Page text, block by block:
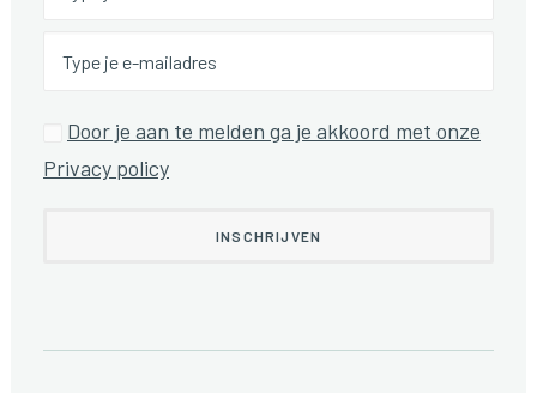
Door je aan te melden ga je akkoord met onze
Privacy policy